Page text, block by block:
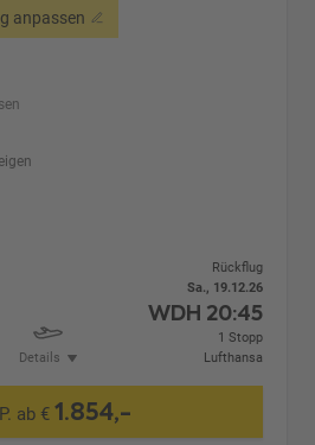
anpassen
Details
Rückflug
Sa., 19.12.26
WDH 20:45
1 Stopp
Lufthansa
ab €1.854,-